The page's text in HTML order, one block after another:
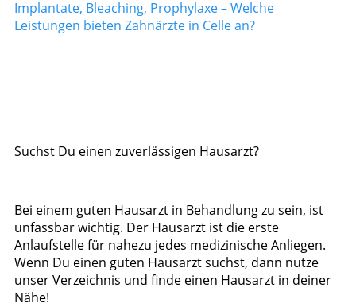
Implantate, Bleaching, Prophylaxe – Welche
Leistungen bieten Zahnärzte in Celle an?
Suchst Du einen zuverlässigen Hausarzt?
Bei einem guten Hausarzt in Behandlung zu sein, ist
unfassbar wichtig. Der Hausarzt ist die erste
Anlaufstelle für nahezu jedes medizinische Anliegen.
Wenn Du einen guten Hausarzt suchst, dann nutze
unser Verzeichnis und finde einen Hausarzt in deiner
Nähe!